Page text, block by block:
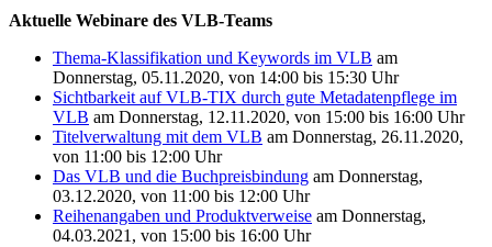
Aktuelle Webinare des VLB-Teams
Thema-Klassifikation und Keywords im VLB am
Donnerstag, 05.11.2020, von 14:00 bis 15:30 Uhr
Sichtbarkeit auf VLB-TIX durch gute Metadatenpflege im
VLB am Donnerstag, 12.11.2020, von 15:00 bis 16:00 Uhr
Titelverwaltung mit dem VLB am Donnerstag, 26.11.2020,
von 11:00 bis 12:00 Uhr
Das VLB und die Buchpreisbindung am Donnerstag,
03.12.2020, von 11:00 bis 12:00 Uhr
Reihenangaben und Produktverweise am Donnerstag,
04.03.2021, von 15:00 bis 16:00 Uhr